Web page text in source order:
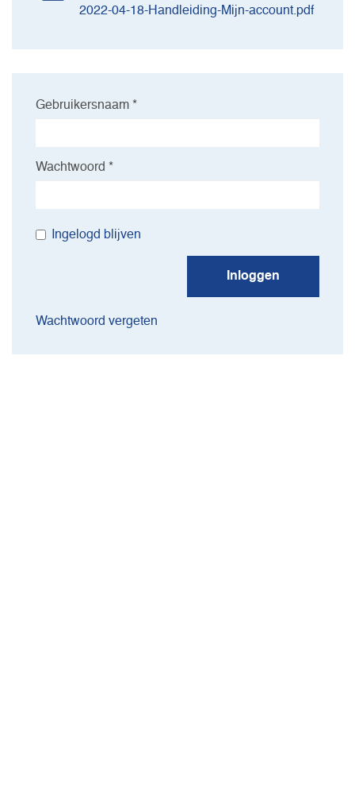
2022-04-18-Handleiding-Mijn-account.pdf
Gebruikersnaam *
Wachtwoord *
Ingelogd blijven
Inloggen
Wachtwoord vergeten